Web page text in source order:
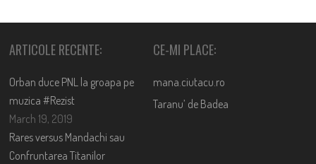
ARTICOLE RECENTE:
Orban duce PNL la groapa pe
muzica #Rezist
March 19, 2019
Rares versus Mandachi sau
Confruntarea Titanilor
CE-MI PLACE:
mana.ciutacu.ro
Taranu’ de Badea